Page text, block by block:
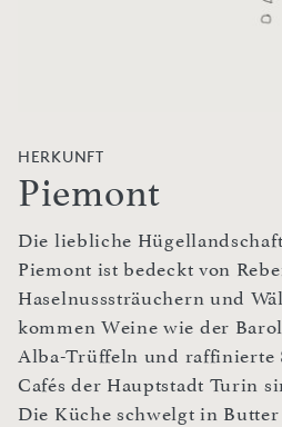
HERKUNFT
Piemont
Die liebliche
Piemont ist bedeckt von
Haselnusssträuchern und
kommen Weine wie der
Alba-Trüffeln und raffinierte
Cafés der Hauptstadt Turin
Die Küche schwelgt in